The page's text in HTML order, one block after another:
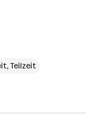
Teilzeit